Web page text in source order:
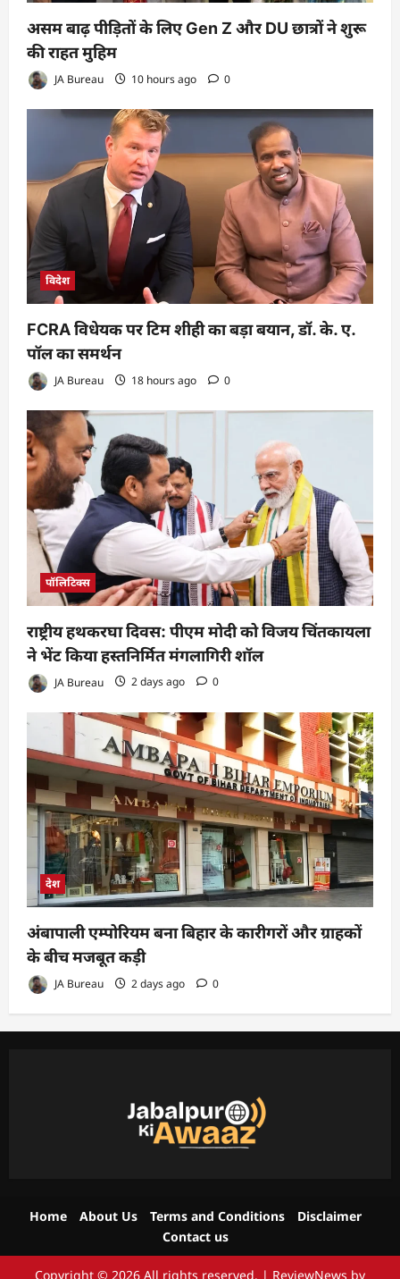
असम बाढ़ पीड़ितों के लिए Gen Z और DU छात्रों ने शुरू
की राहत मुहिम
JA Bureau 10 hours ago 0
विदेश
FCRA विधेयक पर टिम शीही का बड़ा बयान, डॉ. के. ए.
पॉल का समर्थन
JA Bureau 18 hours ago 0
पॉलिटिक्स
राष्ट्रीय हथकरघा दिवस: पीएम मोदी को विजय चिंतकायला
ने भेंट किया हस्तनिर्मित मंगलागिरी शॉल
JA Bureau 2 days ago 0
देश
अंबापाली एम्पोरियम बना बिहार के कारीगरों और ग्राहकों
के बीच मजबूत कड़ी
JA Bureau 2 days ago 0
Home About Us Terms and Conditions
Disclaimer
Contact us
Copyright © 2026 All rights reserved. | ReviewNews by